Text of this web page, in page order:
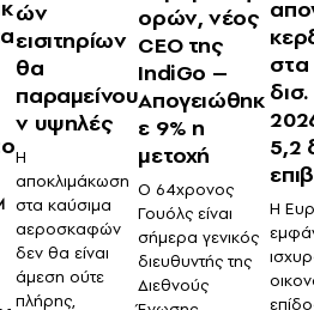
ών
εισιτηρίων
θα
παραμείνου
ν υψηλές
Η
αποκλιμάκωση
στα καύσιμα
αεροσκαφών
δεν θα είναι
άμεση ούτε
πλήρης,
ορών, νέος
CEO της
IndiGo –
Απογειώθηκ
ε 9% η
μετοχή
Ο 64χρονος
Γουόλς είναι
σήμερα γενικός
διευθυντής της
Διεθνούς
στα
5,2
Η